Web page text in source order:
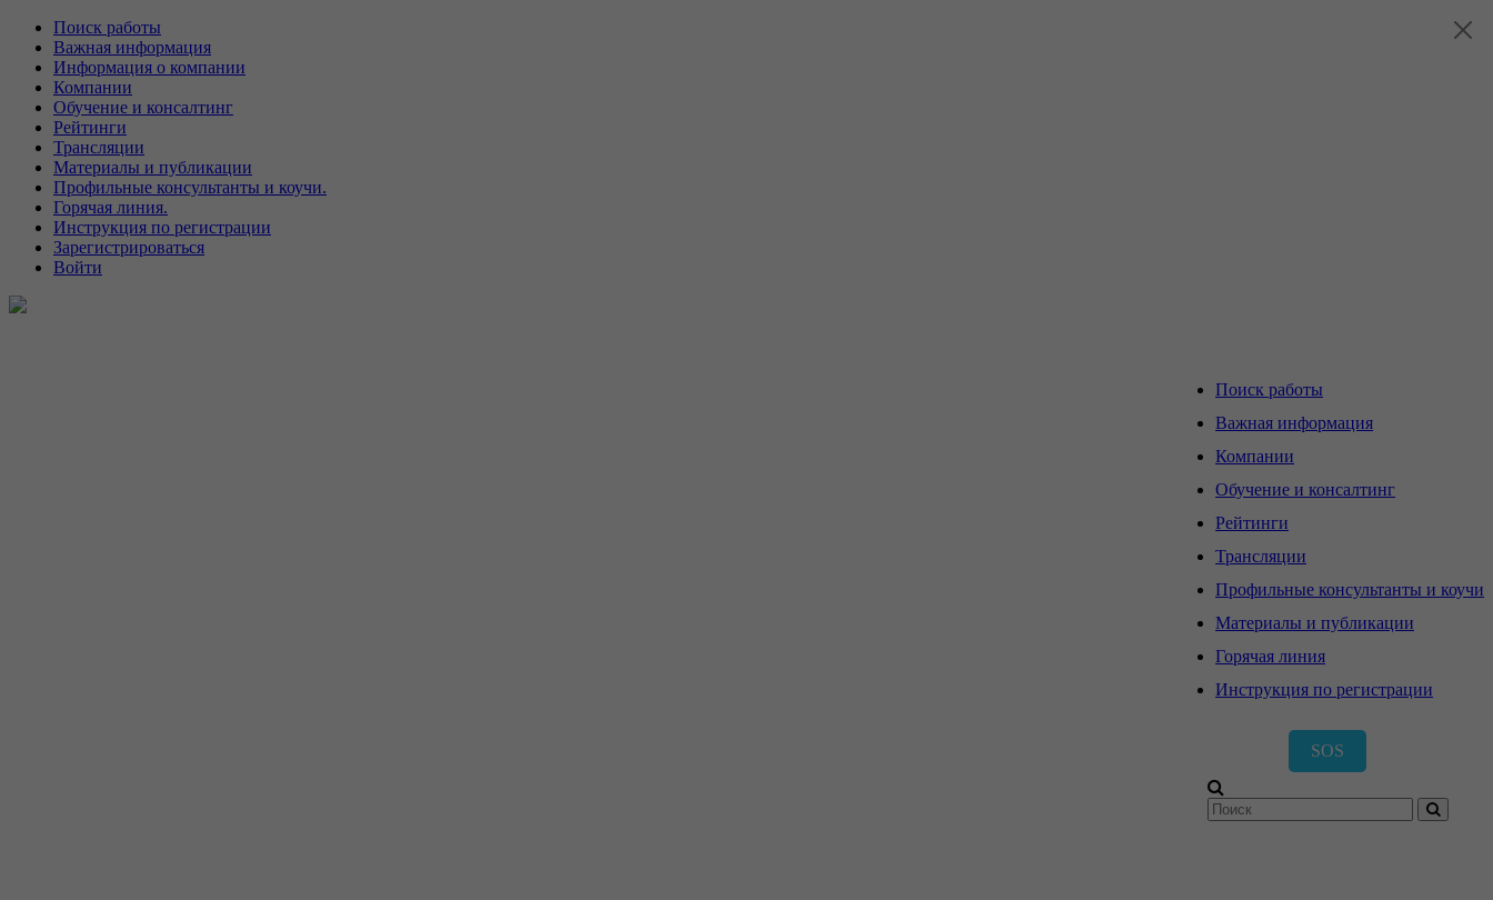
Поиск работы
Важная информация
Информация о компании
Компании
Обучение и консалтинг
Рейтинги
Трансляции
Материалы и публикации
Профильные консультанты и коучи.
Горячая линия.
Инструкция по регистрации
Зарегистрироваться
Войти
Поиск работы
Важная информация
Компании
Обучение и консалтинг
Рейтинги
Трансляции
Профильные консультанты и коучи
Материалы и публикации
Горячая линия
Инструкция по регистрации
SOS